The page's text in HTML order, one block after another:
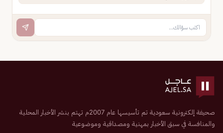
صحيفة إلكترونية سعودية تم تأسيسها عام 2007م تهتم بنشر الأخبار المحلية
والمنافسة في سبق الأخبار بمهنية ومصداقية وموضوعية